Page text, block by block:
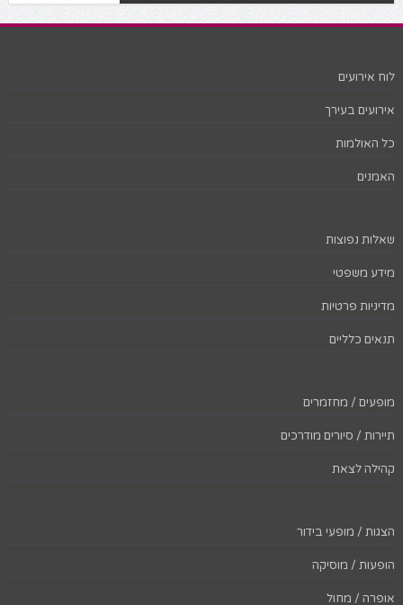
לוח אירועים
אירועים בעירך
כל האולמות
האמנים
שאלות נפוצות
מידע משפטי
מדיניות פרטיות
תנאים כלליים
מופעים / מחזמרים
תיירות / סיורים מודרכים
קהילה לצאת
הצגות / מופעי בידור
הופעות / מוסיקה
אופרה / מחול